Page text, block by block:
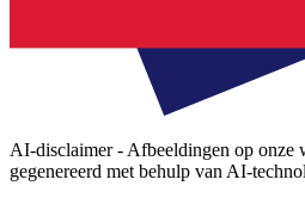
AI-disclaimer - Afbeeldingen op onze
gegenereerd met behulp van AI-